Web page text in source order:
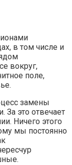
в том числе и
вокруг,
поле,
замены
За это отвечает
Ничего этого
мы постоянно